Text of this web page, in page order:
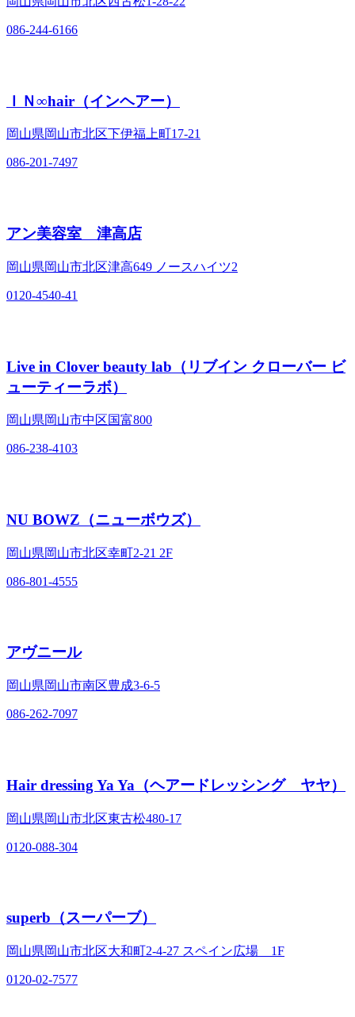
086-244-6166
ＩＮ∞hair（インヘアー）
岡山県岡山市北区下伊福上町17‐21
086-201-7497
アン美容室 津高店
岡山県岡山市北区津高649 ノースハイツ2
0120-4540-41
Live in Clover beauty lab（リブイン クローバー ビ
ューティーラボ）
岡山県岡山市中区国富800
086-238-4103
NU BOWZ（ニューボウズ）
岡山県岡山市北区幸町2‐21 2F
086-801-4555
アヴニール
岡山県岡山市南区豊成3‐6‐5
086-262-7097
Hair dressing Ya Ya（ヘアードレッシング ヤヤ）
岡山県岡山市北区東古松480‐17
0120-088-304
superb（スーパーブ）
岡山県岡山市北区大和町2‐4‐27 スペイン広場 1F
0120-02-7577